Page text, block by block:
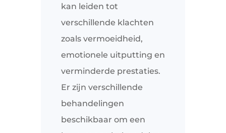
kan leiden tot
verschillende klachten
zoals vermoeidheid,
emotionele uitputting en
verminderde prestaties.
Er zijn verschillende
behandelingen
beschikbaar om een